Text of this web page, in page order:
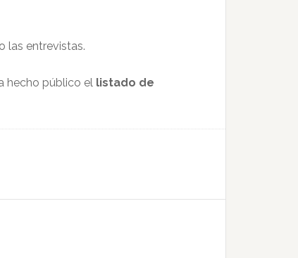
las entrevistas.
hecho público el listado de